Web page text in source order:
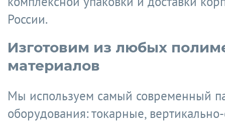
России.
Изготовим из любых
материалов
Мы используем самый современный
оборудования: токарные,